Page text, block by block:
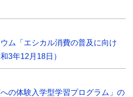
ム「エシカル消費の普及に向け
3年12月18日）
の体験入学型学習プログラム」の